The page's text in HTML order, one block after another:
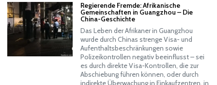
Regierende Fremde: Afrikanische
Gemeinschaften in Guangzhou – Die
China-Geschichte
Das Leben der Afrikaner in Guangzhou
wurde durch Chinas strenge Visa- und
Aufenthaltsbeschränkungen sowie
Polizeikontrollen negativ beeinflusst – sei
es durch direkte Visa-Kontrollen, die zur
Abschiebung führen können, oder durch
indirekte Überwachung in Einkaufzentren, in